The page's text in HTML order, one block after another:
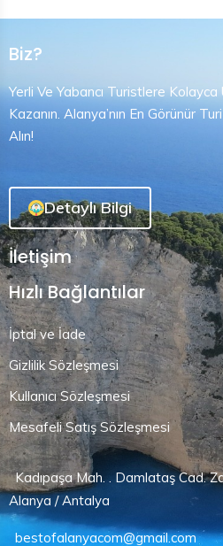
Biz?
Yerli Ve Yabancı Turistlere Kolayca
Kazanın. Alanya’nın En Görünür
Alın!
Detaylı Bilgi
İletişim
Hızlı Bağlantılar
İptal ve İade
Gizlilik Sözleşmesi
Kullanıcı Sözleşmesi
Mesafeli Satış Sözleşmesi
Kadıpaşa Mah. . Damlataş Cad.
Alanya / Antalya
bestofalanyacom@gmail.com